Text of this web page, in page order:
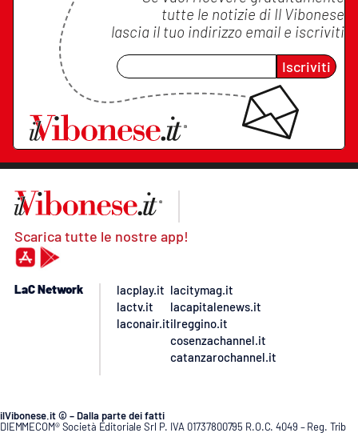
tutte le notizie di Il Vibonese
lascia il tuo indirizzo email e iscriviti
Iscriviti
Scarica tutte le nostre app!
LaC Network
lacplay.it
lactv.it
laconair.it
lacitymag.it
lacapitalenews.it
ilreggino.it
cosenzachannel.it
catanzarochannel.it
ilVibonese.it © – Dalla parte dei fatti
DIEMMECOM® Società Editoriale Srl P. IVA 01737800795 R.O.C. 4049 – Reg. Trib